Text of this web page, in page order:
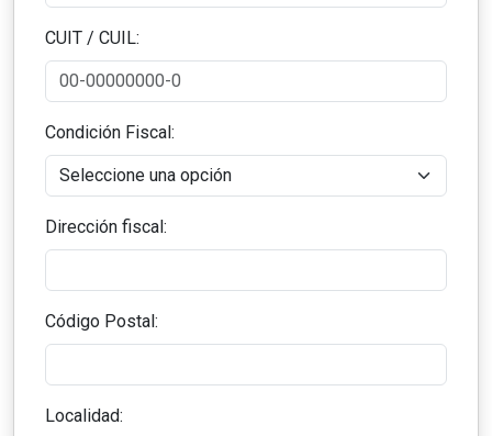
CUIT / CUIL:
Condición Fiscal:
Dirección fiscal:
Código Postal:
Localidad: